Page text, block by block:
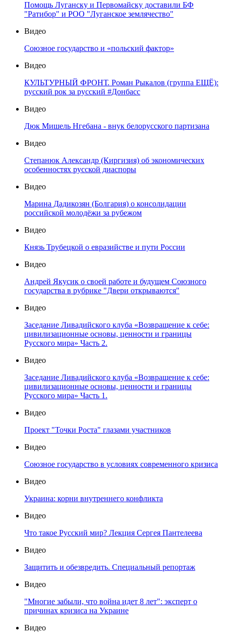
Помощь Луганску и Первомайску доставили БФ
"Ратибор" и РОО "Луганское землячество"
Видео
Союзное государство и «польский фактор»
Видео
КУЛЬТУРНЫЙ ФРОНТ. Роман Рыкалов (группа ЕЩЁ):
русский рок за русский #Донбасс
Видео
Дюк Мишель Нгебана - внук белорусского партизана
Видео
Степанюк Александр (Киргизия) об экономических
особенностях русской диаспоры
Видео
Марина Дадикозян (Болгария) о консолидации
российской молодёжи за рубежом
Видео
Князь Трубецкой о евразийстве и пути России
Видео
Андрей Якусик о своей работе и будущем Союзного
государства в рубрике "Двери открываются"
Видео
Заседание Ливадийского клуба «Возвращение к себе:
цивилизационные основы, ценности и границы
Русского мира» Часть 2.
Видео
Заседание Ливадийского клуба «Возвращение к себе:
цивилизационные основы, ценности и границы
Русского мира» Часть 1.
Видео
Проект "Точки Роста" глазами участников
Видео
Союзное государство в условиях современного кризиса
Видео
Украина: корни внутреннего конфликта
Видео
Что такое Русский мир? Лекция Сергея Пантелеева
Видео
Защитить и обезвредить. Специальный репортаж
Видео
"Многие забыли, что война идет 8 лет": эксперт о
причинах кризиса на Украине
Видео